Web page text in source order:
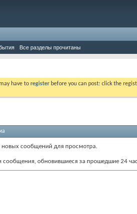
Все разделы прочитаны
have to register before you can post: click the
новых сообщений для просмотра.
сообщения, обновившиеся за прошедшие 24